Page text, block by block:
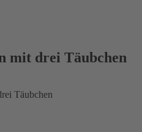
mit drei Täubchen
Täubchen